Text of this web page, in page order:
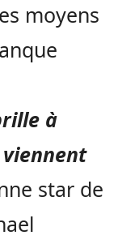
moyens
à
star de